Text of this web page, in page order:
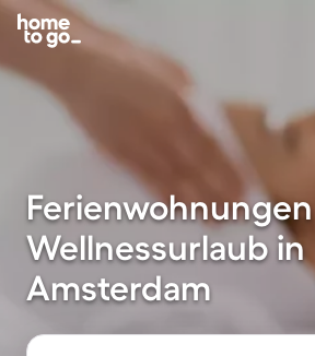
Wellnessurlaub in
Amsterdam